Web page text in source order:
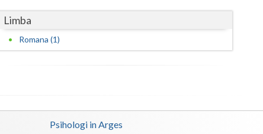
Satu-Mare
Tulcea
Limba
Romana (1)
Psihologi in Arges